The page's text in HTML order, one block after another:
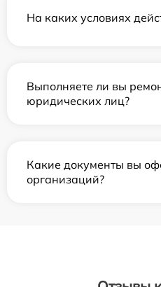
На каких условиях
Выполняете ли вы
юридических лиц?
Какие документы вы
организаций?